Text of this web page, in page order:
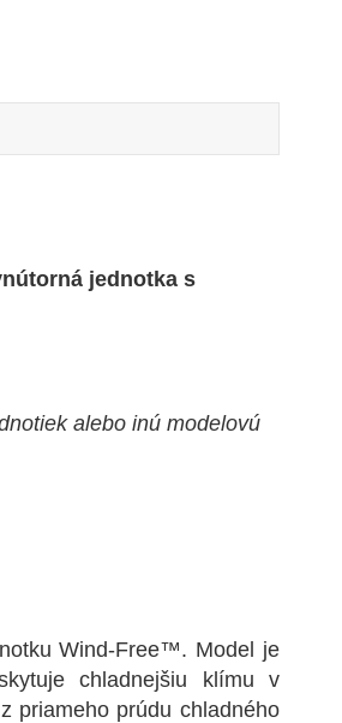
jednotka s
alebo inú modelovú
Wind-Free™. Model je
chladnejšiu klímu v
priameho prúdu chladného